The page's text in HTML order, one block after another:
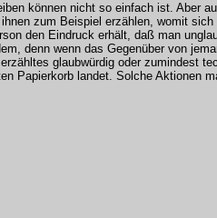
können nicht so einfach ist. Aber
zum Beispiel erzählen, womit
den Eindruck erhält, daß man
denn wenn das Gegenüber von
glaubwürdig oder zumindest
Papierkorb landet. Solche Aktionen